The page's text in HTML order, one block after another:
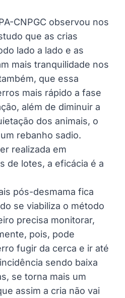
CNPGC observou nos
que as crias
lado a lado e as
mais tranquilidade nos
que essa
mais rápido a fase
além de diminuir a
dos animais, o
rebanho sadio.
realizada em
de lotes, a eficácia é a
pós-desmama fica
se viabiliza o método
precisa monitorar,
pois, pode
fugir da cerca e ir até
sendo baixa
se torna mais um
assim a cria não vai